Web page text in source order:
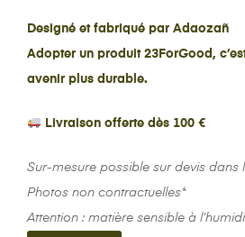
Designé et fabriqué par Adaozañ
Adopter un produit 23ForGood,
avenir plus durable.
Livraison offerte dès 100 €
Sur-mesure possible sur devis dans
Photos non contractuelles*
Attention : matière sensible à